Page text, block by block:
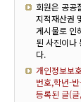
회원은 공공
지적재산권
게시물로 인
된 사진이나
다.
개인정보보
번호,학년-
등록된 글(